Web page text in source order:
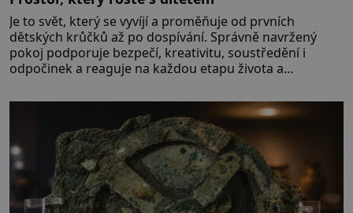
Je to svět, který se vyvíjí a proměňuje od prvních
dětských krůčků až po dospívání. Správně navržený
pokoj podporuje bezpečí, kreativitu, soustředění i
odpočinek a reaguje na každou etapu života a
jednoduchost, měkkost a bezpečí, proto by pokoj
miminka měl působit především klidně a útulně.
Předškolní věk je